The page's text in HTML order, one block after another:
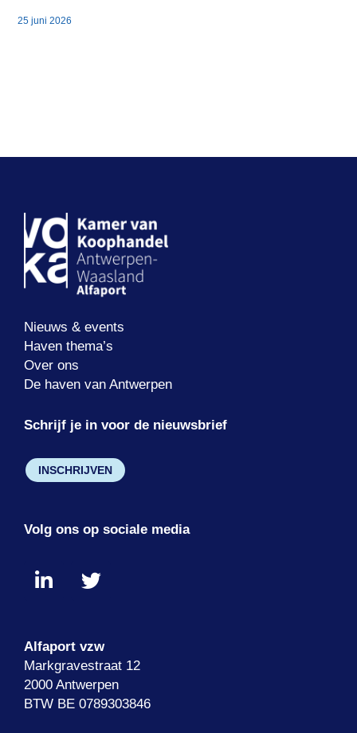
25 juni 2026
Nieuws & events
Haven thema’s
Over ons
De haven van Antwerpen
Schrijf je in voor de nieuwsbrief
INSCHRIJVEN
Volg ons op sociale media
Alfaport vzw
Markgravestraat 12
2000 Antwerpen
BTW BE 0789303846